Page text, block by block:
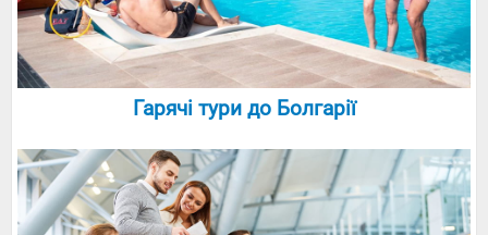
Гарячі тури до Болгарії